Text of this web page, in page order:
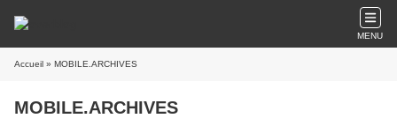
MENU
Accueil » MOBILE.ARCHIVES
MOBILE.ARCHIVES